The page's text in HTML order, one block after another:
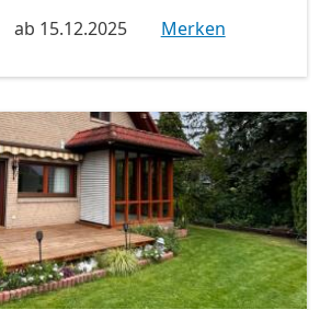
ab 15.12.2025 Merken